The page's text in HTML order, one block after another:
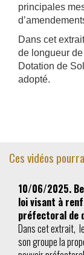
principales
Dans cet
de longueur
Dotation de
adopté.
Ces vidéos
10/06/2025.
loi visant à
préfectoral de
Dans cet extrait,
son groupe la